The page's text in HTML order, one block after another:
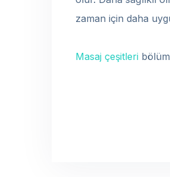
zaman için daha
Masaj çeşitleri